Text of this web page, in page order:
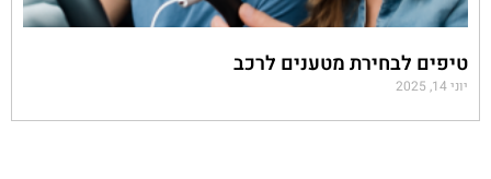
טיפים לבחירת מטענים לרכב
יוני 14, 2025